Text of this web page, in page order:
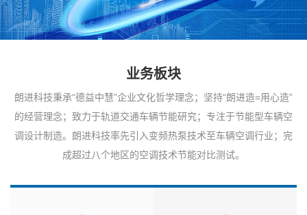
业务板块
朗进科技秉承“德益中慧”企业文化哲学理念；坚持“朗进造=用心造”
的经营理念；致力于轨道交通车辆节能研究；专注于节能型车辆空
调设计制造。朗进科技率先引入变频热泵技术至车辆空调行业；完
成超过八个地区的空调技术节能对比测试。